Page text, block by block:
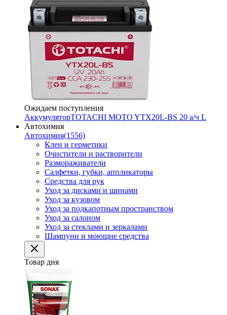
Ожидаем поступления
АккумуляторTOTACHI MOTO YTX20L-BS 20 а/ч L
Автохимия
Автохимия(1556)
Клеи и герметики
Очистители и растворители
Размораживатели
Салфетки, губки, аппликаторы
Средства для рук
Уход за дисками и шинами
Уход за кузовом
Уход за подкапотным пространством
Уход за салоном
Уход за стеклами и зеркалами
Шампуни и моющие средства
Товар дня